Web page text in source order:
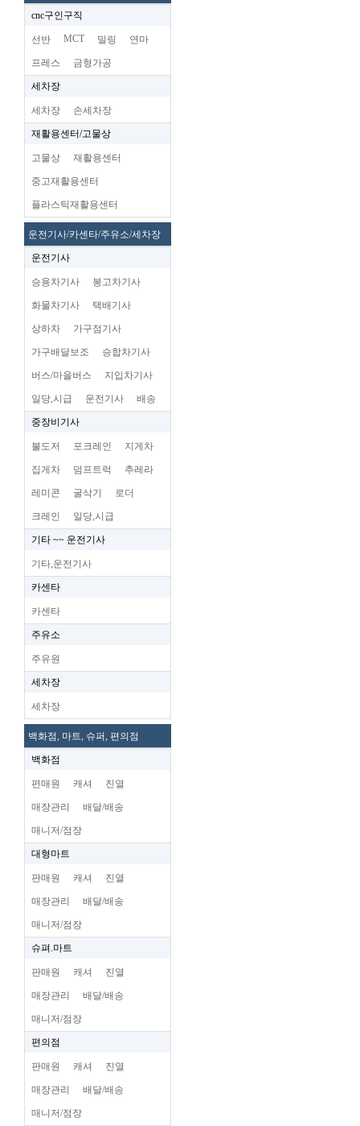
cnc구인구직
선반 MCT 밀링 연마
프레스 금형가공
세차장
세차장 손세차장
재활용센터/고물상
고물상 재활용센터
중고재활용센터
플라스틱재활용센터
운전기사/카센타/주유소/세차장
운전기사
승용차기사 봉고차기사
화물차기사 택배기사
상하차 가구점기사
가구배달보조 승합차기사
버스/마을버스 지입차기사
일당,시급 운전기사 배송
중장비기사
불도저 포크레인 지게차
집게차 덤프트럭 추레라
레미콘 굴삭기 로더
크레인 일당,시급
기타 ~~ 운전기사
기타,운전기사
카센타
카센타
주유소
주유원
세차장
세차장
백화점, 마트, 슈퍼, 편의점
백화점
편매원 캐셔 진열
매장관리 배달/배송
매니저/점장
대형마트
판매원 캐셔 진열
매장관리 배달/배송
매니저/점장
슈펴.마트
판매원 캐셔 진열
매장관리 배달/배송
매니저/점장
편의점
판매원 캐셔 진열
매장관리 배달/배송
매니저/점장